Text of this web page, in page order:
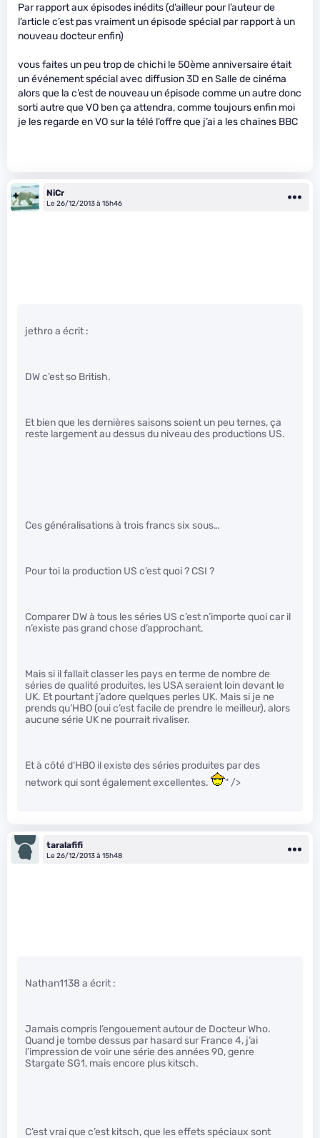
Par rapport aux épisodes inédits (d’ailleur pour l’auteur de
l’article c’est pas vraiment un épisode spécial par rapport à un
nouveau docteur enfin)
vous faites un peu trop de chichi le 50ème anniversaire était
un événement spécial avec diffusion 3D en Salle de cinéma
alors que la c’est de nouveau un épisode comme un autre donc
sorti autre que VO ben ça attendra, comme toujours enfin moi
je les regarde en VO sur la télé l’offre que j’ai a les chaines BBC
NiCr
Le 26/12/2013 à 15h46
jethro a écrit :
DW c’est so British.
Et bien que les dernières saisons soient un peu ternes, ça
reste largement au dessus du niveau des productions US.
Ces généralisations à trois francs six sous…
Pour toi la production US c’est quoi ? CSI ?
Comparer DW à tous les séries US c’est n’importe quoi car il
n’existe pas grand chose d’approchant.
Mais si il fallait classer les pays en terme de nombre de
séries de qualité produites, les USA seraient loin devant le
UK. Et pourtant j’adore quelques perles UK. Mais si je ne
prends qu’HBO (oui c’est facile de prendre le meilleur), alors
aucune série UK ne pourrait rivaliser.
Et à côté d’HBO il existe des séries produites par des
network qui sont également excellentes.
" />
taralafifi
Le 26/12/2013 à 15h48
Nathan1138 a écrit :
Jamais compris l’engouement autour de Docteur Who.
Quand je tombe dessus par hasard sur France 4, j’ai
l’impression de voir une série des années 90, genre
Stargate SG1, mais encore plus kitsch.
C’est vrai que c’est kitsch, que les effets spéciaux sont